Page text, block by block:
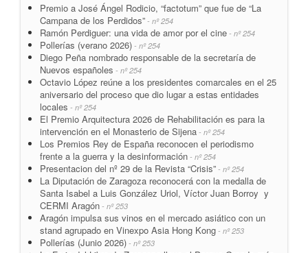
Premio a José Ángel Rodicio, “factotum” que fue de “La
Campana de los Perdidos” - nº 254
Ramón Perdiguer: una vida de amor por el cine - nº 254
Pollerías (verano 2026) - nº 254
Diego Peña nombrado responsable de la secretaría de
Nuevos españoles - nº 254
Octavio López reúne a los presidentes comarcales en el 25
aniversario del proceso que dio lugar a estas entidades
locales - nº 254
El Premio Arquitectura 2026 de Rehabilitación es para la
intervención en el Monasterio de Sijena - nº 254
Los Premios Rey de España reconocen el periodismo
frente a la guerra y la desinformación - nº 254
Presentacion del nº 29 de la Revista “Crisis” - nº 254
La Diputación de Zaragoza reconocerá con la medalla de
Santa Isabel a Luis González Uriol, Víctor Juan Borroy y
CERMI Aragón - nº 253
Aragón impulsa sus vinos en el mercado asiático con un
stand agrupado en Vinexpo Asia Hong Kong - nº 253
Pollerías (Junio 2026) - nº 253